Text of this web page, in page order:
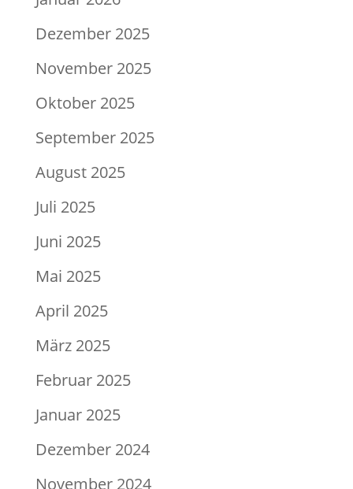
Dezember 2025
November 2025
Oktober 2025
September 2025
August 2025
Juli 2025
Juni 2025
Mai 2025
April 2025
März 2025
Februar 2025
Januar 2025
Dezember 2024
November 2024